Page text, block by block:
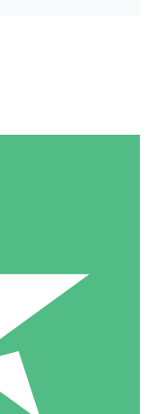
Credits. Keine